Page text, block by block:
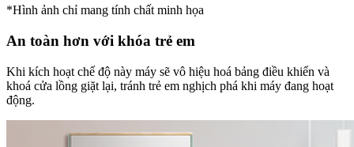
*Hình ảnh chỉ mang tính chất minh họa
An toàn hơn với khóa trẻ em
Khi kích hoạt chế độ này máy sẽ vô hiệu hoá bảng điều khiển và
khoá cửa lồng giặt lại, tránh trẻ em nghịch phá khi máy đang hoạt
động.